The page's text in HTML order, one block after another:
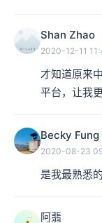
Shan Zhao
2020-12-11
才知道原来
平台，让我
Becky Fung
2020-08-23
是我最熟悉
阿翡